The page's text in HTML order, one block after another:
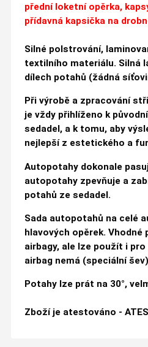
přední loketní opěrka,
přídavná kapsička na
Silné polstrování,
textilního materiálu. Silná
dílech potahů (žádná
Při výrobě a zpracování
je vždy přihlíženo k
sedadel, a k tomu, aby
nejlepší z estetického a
Autopotahy dokonale
autopotahy zpevňuje a
potahů ze sedadel.
Sada autopotahů na celé
hlavových opěrek. Vhodné
airbagy, ale lze použít i
airbag nemá (speciální
Potahy lze prát na 30°,
Zboží je atestováno -